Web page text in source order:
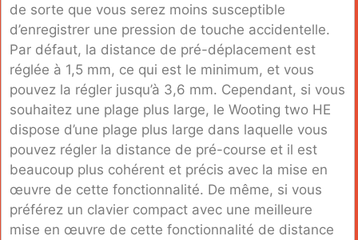
de sorte que vous serez moins susceptible
d’enregistrer une pression de touche accidentelle.
Par défaut, la distance de pré-déplacement est
réglée à 1,5 mm, ce qui est le minimum, et vous
pouvez la régler jusqu’à 3,6 mm. Cependant, si vous
souhaitez une plage plus large, le Wooting two HE
dispose d’une plage plus large dans laquelle vous
pouvez régler la distance de pré-course et il est
beaucoup plus cohérent et précis avec la mise en
œuvre de cette fonctionnalité. De même, si vous
préférez un clavier compact avec une meilleure
mise en œuvre de cette fonctionnalité de distance